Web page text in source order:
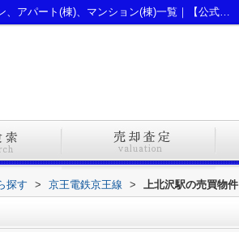
上北沢駅のマンション、戸建、土地、投資マンション、アパート(棟)、マンション(棟)一覧｜【公式】新宿区・杉並区の不動産ならオブライエン
探す > 京王電鉄京王線 > 上北沢駅の売買物件